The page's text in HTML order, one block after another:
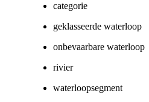
categorie
geklasseerde waterloop
onbevaarbare waterloop
rivier
waterloopsegment